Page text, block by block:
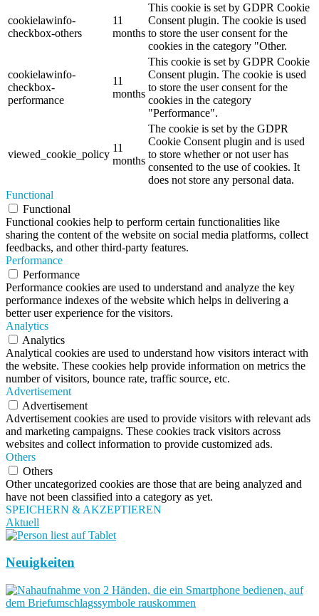
cookielawinfo-
checkbox-others
11
months
This cookie is set by GDPR Cookie
Consent plugin. The cookie is used
to store the user consent for the
cookies in the category "Other.
cookielawinfo-
checkbox-
performance
11
months
This cookie is set by GDPR Cookie
Consent plugin. The cookie is used
to store the user consent for the
cookies in the category
"Performance".
viewed_cookie_policy
11
months
The cookie is set by the GDPR
Cookie Consent plugin and is used
to store whether or not user has
consented to the use of cookies. It
does not store any personal data.
Functional
Functional
Functional cookies help to perform certain functionalities like
sharing the content of the website on social media platforms, collect
feedbacks, and other third-party features.
Performance
Performance
Performance cookies are used to understand and analyze the key
performance indexes of the website which helps in delivering a
better user experience for the visitors.
Analytics
Analytics
Analytical cookies are used to understand how visitors interact with
the website. These cookies help provide information on metrics the
number of visitors, bounce rate, traffic source, etc.
Advertisement
Advertisement
Advertisement cookies are used to provide visitors with relevant ads
and marketing campaigns. These cookies track visitors across
websites and collect information to provide customized ads.
Others
Others
Other uncategorized cookies are those that are being analyzed and
have not been classified into a category as yet.
SPEICHERN & AKZEPTIEREN
Aktuell
Neuigkeiten